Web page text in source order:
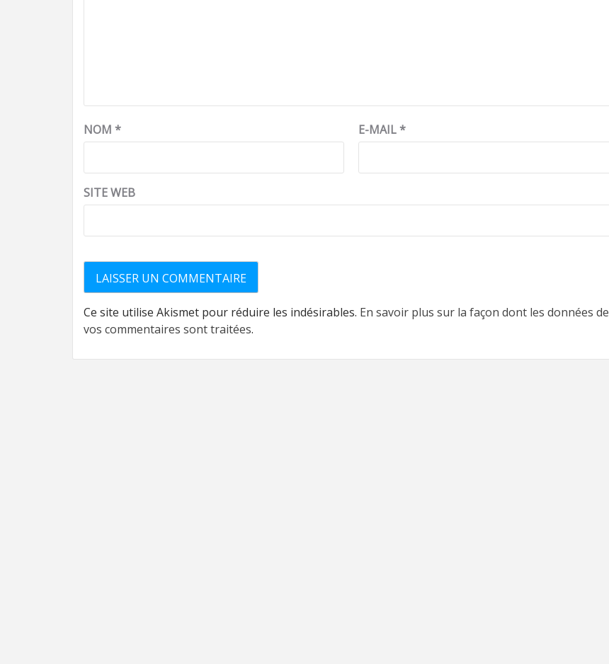
NOM * E-MAIL*
SITE WEB
Ce site utilise Akismet pour réduire les indésirables. En savoir plus sur la façon dont les données de
vos commentaires sont traitées.